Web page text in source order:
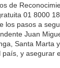
de
01 8000
los pasos a
Juan
Santa Marta
y asegurar